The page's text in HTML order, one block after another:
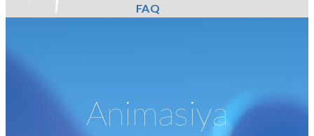
FAQ
Animasiya